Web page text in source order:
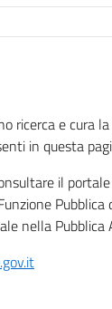
ricerca e cura
in questa
il
Pubblica
nella Pubblica